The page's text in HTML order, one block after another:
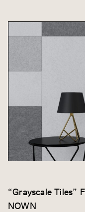
“Grayscale Tiles”
NOWN